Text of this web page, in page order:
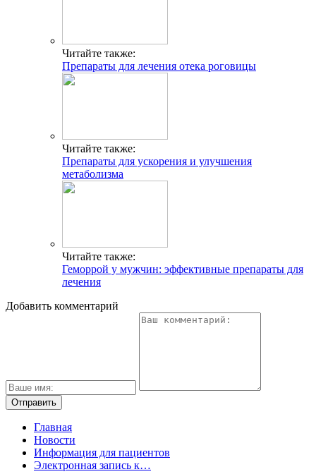
Читайте также:
Препараты для лечения отека роговицы
Читайте также:
Препараты для ускорения и улучшения
метаболизма
Читайте также:
Геморрой у мужчин: эффективные препараты для
лечения
Добавить комментарий
Главная
Новости
Информация для пациентов
Электронная запись к…